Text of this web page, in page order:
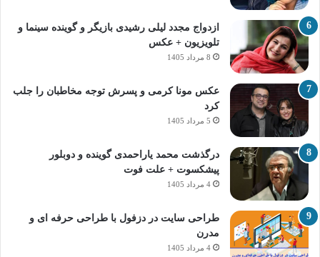
ازدواج مجدد لیلی رشیدی بازیگر و گوینده سینما و
تلویزیون + عکس
8 مرداد 1405
عکس مونا کرمی و پسرش توجه مخاطبان را جلب
کرد
5 مرداد 1405
درگذشت محمد یاراحمدی گوینده و دوبلور
پیشکسوت + علت فوت
4 مرداد 1405
طراحی سایت در دزفول با طراحی حرفه‌ ای و
مدرن
4 مرداد 1405